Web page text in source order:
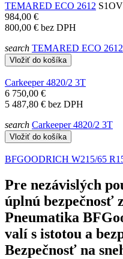
TEMARED ECO 2612
984,00 €
800,00 € bez DPH
search TEMARED ECO 2612
Vložiť do košíka
Carkeeper 4820/2 3T
6 750,00 €
5 487,80 € bez DPH
search Carkeeper 4820/2 3T
Vložiť do košíka
BFGOODRICH W215/65
Pre nezávislých
úplnú bezpečnosť
Pneumatika
valí s istotou a
Bezpečnosť na